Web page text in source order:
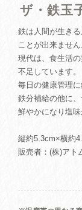
ザ・鉄玉
鉄は人間が生き
ことが出来ません
現代は、食生活
不足しています。
毎日の健康管理に
鉄分補給の他に
鮮やかになり塩味
縦約5.3cm×横約
販売者：(株)アト